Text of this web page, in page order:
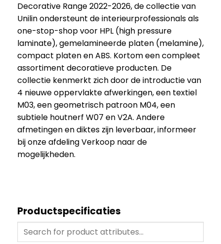
Decorative Range 2022-2026, de collectie van
Unilin ondersteunt de interieurprofessionals als
one-stop-shop voor HPL (high pressure
laminate), gemelamineerde platen (melamine),
compact platen en ABS. Kortom een compleet
assortiment decoratieve producten. De
collectie kenmerkt zich door de introductie van
4 nieuwe oppervlakte afwerkingen, een textiel
M03, een geometrisch patroon M04, een
subtiele houtnerf W07 en V2A. Andere
afmetingen en diktes zijn leverbaar, informeer
bij onze afdeling Verkoop naar de
mogelijkheden.
Productspecificaties